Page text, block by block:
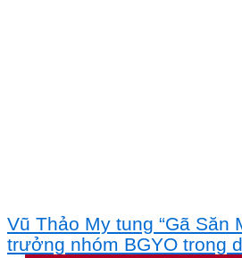
Vũ Thảo My tung “Gã Săn
trưởng nhóm BGYO trong